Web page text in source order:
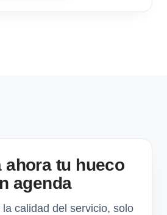
ahora tu hueco
agenda
calidad del servicio, solo